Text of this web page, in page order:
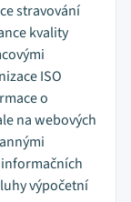
stravování
kvality
ISO
o
na webových
výpočetní